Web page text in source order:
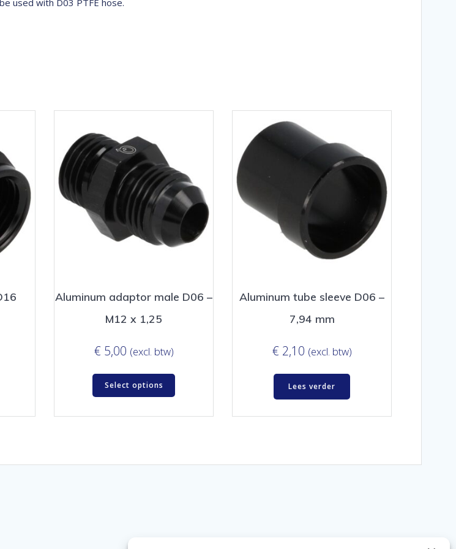
Aluminum adaptor male D06 –
M12 x 1,25
€ 5,00 (excl. btw)
Select options
Aluminum tube sleeve D06 –
7,94 mm
€ 2,10 (excl. btw)
Lees verder